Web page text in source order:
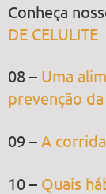
Conheça
DE CELULITE
08 – Uma
prevenção
09 – A
10 – Quais